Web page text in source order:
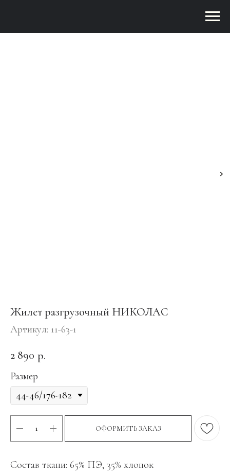
Жилет разгрузочный НИКОЛАС
Артикул: 11-63-1
2 890 р.
Размер
ОФОРМИТЬ ЗАКАЗ
Состав ткани: 65% ПЭ, 35% хлопок